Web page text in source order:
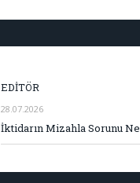
EDİTÖR
28.07.2026
İktidarın Mizahla Sorunu Ne